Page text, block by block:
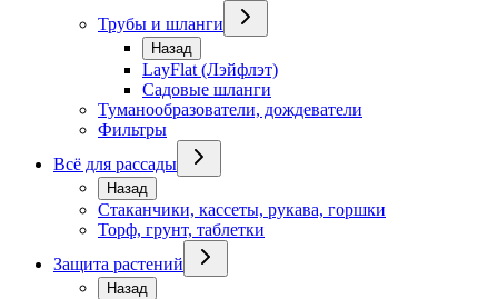
Трубы и шланги
Назад
LayFlat (Лэйфлэт)
Садовые шланги
Туманообразователи, дождеватели
Фильтры
Всё для рассады
Назад
Стаканчики, кассеты, рукава, горшки
Торф, грунт, таблетки
Защита растений
Назад